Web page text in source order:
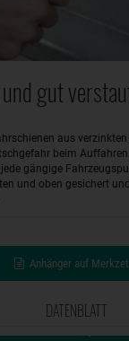
gut
aus
beim
gängige
und oben gesichert
Anhänger auf
DATENBLATT